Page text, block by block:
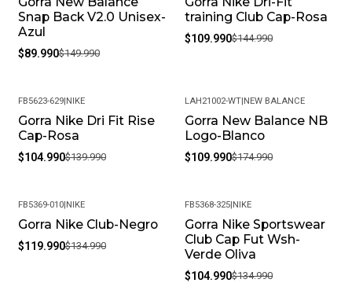
Snap Back V2.0 Unisex-
Azul
$89.990$149.990
training Club Cap-Rosa
$109.990$144.990
-25%
FB5623-629|NIKE
Gorra Nike Dri Fit Rise
Cap-Rosa
$104.990$139.990
-37%
LAH21002-WT|NEW BALANCE
Gorra New Balance NB
Logo-Blanco
$109.990$174.990
-11%
FB5369-010|NIKE
Gorra Nike Club-Negro
$119.990$134.990
-22%
FB5368-325|NIKE
Gorra Nike Sportswear
Club Cap Fut Wsh-
Verde Oliva
$104.990$134.990